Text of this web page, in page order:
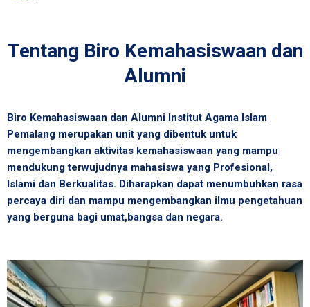
Tentang Biro Kemahasiswaan dan
Alumni
Biro Kemahasiswaan dan Alumni Institut Agama Islam
Pemalang merupakan unit yang dibentuk untuk
mengembangkan aktivitas kemahasiswaan yang mampu
mendukung terwujudnya mahasiswa yang Profesional,
Islami dan Berkualitas. Diharapkan dapat menumbuhkan rasa
percaya diri dan mampu mengembangkan ilmu pengetahuan
yang berguna bagi umat,bangsa dan negara.